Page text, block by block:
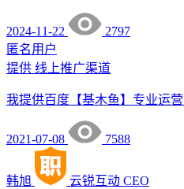
2024-11-22
2797
匿名用户
提供 线上推广渠道
我提供百度【基木鱼】专业运
2021-07-08 7588
韩旭 云锐互动 CEO